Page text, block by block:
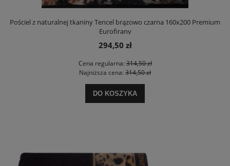
Pościel z naturalnej tkaniny Tencel brązowo czarna 160x200 Premium
Eurofirany
294,50 zł
Cena regularna:314,50 zł
Najniższa cena: 314,50 zł
DO KOSZYKA